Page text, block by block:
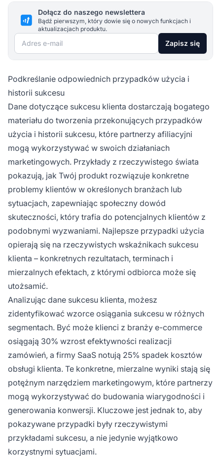
Dołącz do naszego newslettera
Bądź pierwszym, który dowie się o nowych funkcjach i
aktualizacjach produktu.
Adres e-mail Zapisz się
Podkreślanie odpowiednich przypadków użycia i
historii sukcesu
Dane dotyczące sukcesu klienta dostarczają bogatego
materiału do tworzenia przekonujących przypadków
użycia i historii sukcesu, które partnerzy afiliacyjni
mogą wykorzystywać w swoich działaniach
marketingowych. Przykłady z rzeczywistego świata
pokazują, jak Twój produkt rozwiązuje konkretne
problemy klientów w określonych branżach lub
sytuacjach, zapewniając społeczny dowód
skuteczności, który trafia do potencjalnych klientów z
podobnymi wyzwaniami. Najlepsze przypadki użycia
opierają się na rzeczywistych wskaźnikach sukcesu
klienta – konkretnych rezultatach, terminach i
mierzalnych efektach, z którymi odbiorca może się
utożsamić.
Analizując dane sukcesu klienta, możesz
zidentyfikować wzorce osiągania sukcesu w różnych
segmentach. Być może klienci z branży e-commerce
osiągają 30% wzrost efektywności realizacji
zamówień, a firmy SaaS notują 25% spadek kosztów
obsługi klienta. Te konkretne, mierzalne wyniki stają się
potężnym narzędziem marketingowym, które partnerzy
mogą wykorzystywać do budowania wiarygodności i
generowania konwersji. Kluczowe jest jednak to, aby
pokazywane przypadki były rzeczywistymi
przykładami sukcesu, a nie jedynie wyjątkowo
korzystnymi sytuacjami.